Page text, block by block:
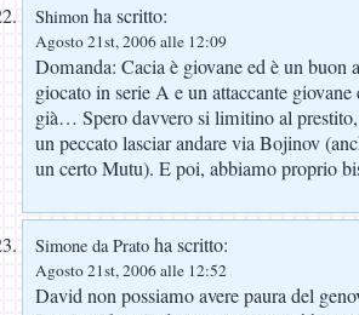
Shimon ha scritto:
Agosto 21st, 2006 alle 12:09
Domanda: Cacia è giovane ed è un buon
giocato in serie A e un attaccante
già… Spero davvero si limitino al
un peccato lasciar andare via Bojinov
un certo Mutu). E poi, abbiamo proprio
Simone da Prato ha scritto:
Agosto 21st, 2006 alle 12:52
David non possiamo avere paura del